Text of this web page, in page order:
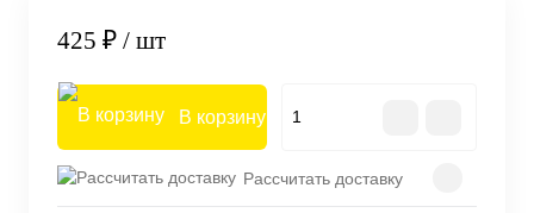
425 ₽ / шт
В корзину
Рассчитать доставку